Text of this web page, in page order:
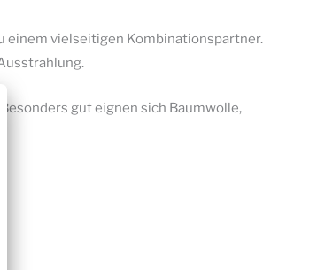
einem vielseitigen Kombinationspartner.
gut eignen sich Baumwolle,